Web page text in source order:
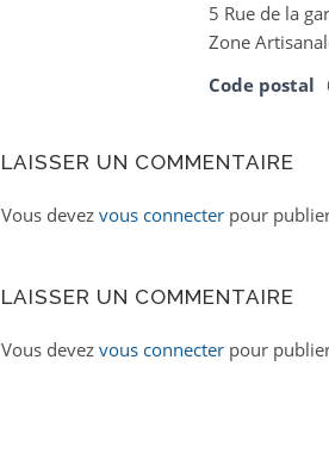
5 Rue de la
Zone
Code postal
LAISSER UN COMMENTAIRE
Vous devez vous connecterpour
LAISSER UN COMMENTAIRE
Vous devez vous connecterpour